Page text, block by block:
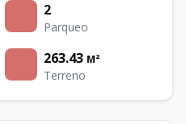
2
Parqueo
263.43 M²
Terreno